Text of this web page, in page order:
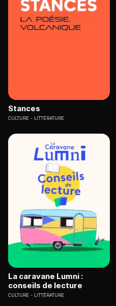
Stances
CULTURE LITTÉRATURE
La caravane Lumni :
conseils de lecture
CULTURE LITTÉRATURE